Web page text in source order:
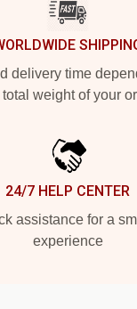
delivery time
weight of your
24/7 HELP CENTER
assistance for a
experience